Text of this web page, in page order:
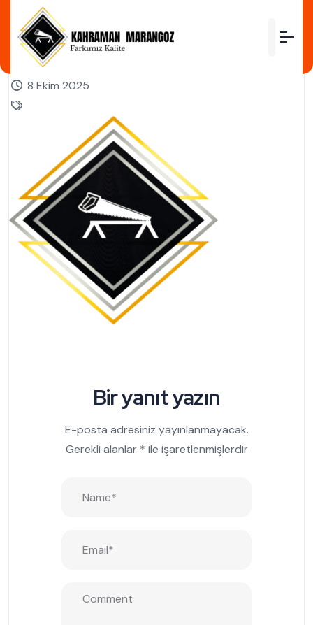
by
8 Ekim 2025
Bir yanıt yazın
E-posta adresiniz yayınlanmayacak.
Gerekli alanlar * ile işaretlenmişlerdir